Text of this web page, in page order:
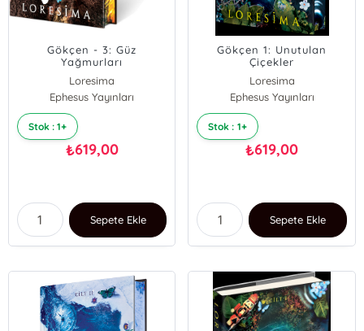
Gökçen - 3: Güz
Yağmurları
Loresima
Ephesus Yayınları
Stok : 1+
₺619,00
Sepete Ekle
Gökçen 1: Unutulan
Çiçekler
Loresima
Ephesus Yayınları
Stok : 1+
₺619,00
Sepete Ekle